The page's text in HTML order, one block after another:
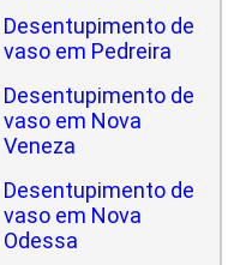
Desentupimento de
vaso em Pedreira
Desentupimento de
vaso em Nova
Veneza
Desentupimento de
vaso em Nova
Odessa